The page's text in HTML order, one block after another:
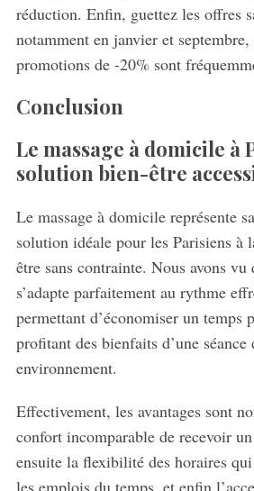
réduction. Enfin, guettez les offres
notamment en janvier et
promotions de -20% sont
Conclusion
Le massage à domicile à
solution bien-être
Le massage à domicile représente
solution idéale pour les Parisiens à
être sans contrainte. Nous avons vu
s’adapte parfaitement au rythme
permettant d’économiser un temps
profitant des bienfaits d’une séance
environnement.
Effectivement, les avantages sont
confort incomparable de recevoir
ensuite la flexibilité des horaires qui
les emplois du temps, et enfin